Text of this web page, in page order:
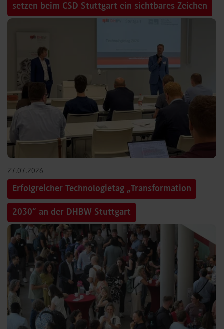
setzen beim CSD Stuttgart ein sichtbares Zeichen
27.07.2026
Erfolgreicher Technologietag „Transformation
2030“ an der DHBW Stuttgart